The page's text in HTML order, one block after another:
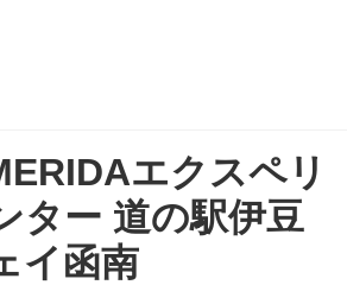
エクスペリ
ター 道の駅伊豆
イ函南